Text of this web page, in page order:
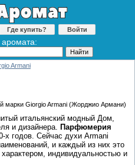
Где купить? Войти
аромата:
Armani
марки Giorgio Armani (Жорджио Армани)
итальянский модный Дом,
и дизайнера. Парфюмерия
х годов. Сейчас духи Armani
и каждый из них это
индивидуальностью и